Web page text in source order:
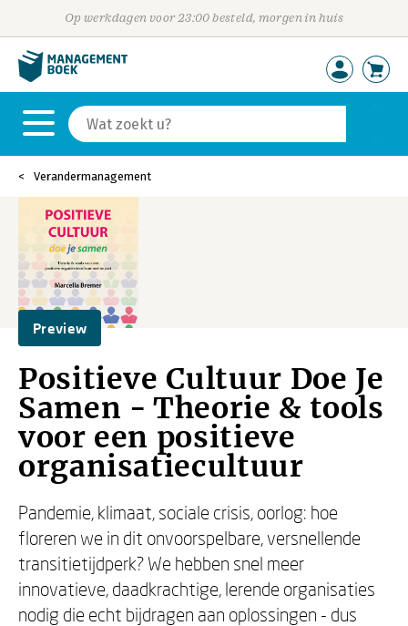
Op werkdagen voor 23:00 besteld, morgen in huis
Verandermanagement
Preview
Positieve Cultuur Doe Je
Samen - Theorie & tools
voor een positieve
organisatiecultuur
Pandemie, klimaat, sociale crisis, oorlog: hoe
floreren we in dit onvoorspelbare, versnellende
transitietijdperk? We hebben snel meer
innovatieve, daadkrachtige, lerende organisaties
nodig die echt bijdragen aan oplossingen - dus